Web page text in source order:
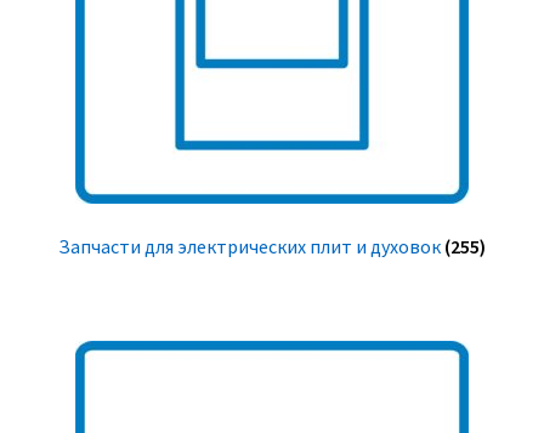
Запчасти для электрических плит и духовок (255)